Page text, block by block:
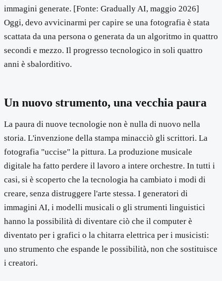
immagini generate. [Fonte: Gradually AI, maggio 2026]
Oggi, devo avvicinarmi per capire se una fotografia è stata
scattata da una persona o generata da un algoritmo in quattro
secondi e mezzo. Il progresso tecnologico in soli quattro
anni è sbalorditivo.
Un nuovo strumento, una vecchia paura
La paura di nuove tecnologie non è nulla di nuovo nella
storia. L'invenzione della stampa minacciò gli scrittori. La
fotografia "uccise" la pittura. La produzione musicale
digitale ha fatto perdere il lavoro a intere orchestre. In tutti i
casi, si è scoperto che la tecnologia ha cambiato i modi di
creare, senza distruggere l'arte stessa. I generatori di
immagini AI, i modelli musicali o gli strumenti linguistici
hanno la possibilità di diventare ciò che il computer è
diventato per i grafici o la chitarra elettrica per i musicisti:
uno strumento che espande le possibilità, non che sostituisce
i creatori.